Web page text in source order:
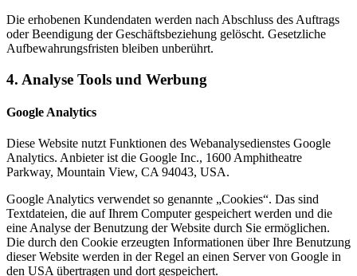
Die erhobenen Kundendaten werden nach Abschluss des Auftrags
oder Beendigung der Geschäftsbeziehung gelöscht. Gesetzliche
Aufbewahrungsfristen bleiben unberührt.
4. Analyse Tools und Werbung
Google Analytics
Diese Website nutzt Funktionen des Webanalysedienstes Google
Analytics. Anbieter ist die Google Inc., 1600 Amphitheatre
Parkway, Mountain View, CA 94043, USA.
Google Analytics verwendet so genannte „Cookies“. Das sind
Textdateien, die auf Ihrem Computer gespeichert werden und die
eine Analyse der Benutzung der Website durch Sie ermöglichen.
Die durch den Cookie erzeugten Informationen über Ihre Benutzung
dieser Website werden in der Regel an einen Server von Google in
den USA übertragen und dort gespeichert.